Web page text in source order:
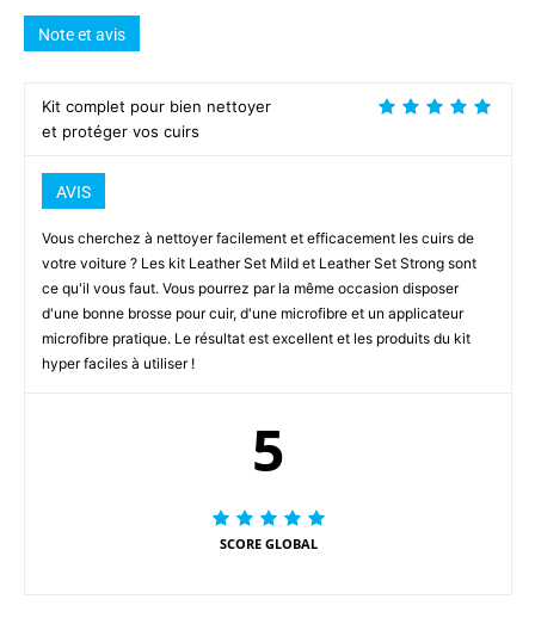
Note et avis
Kit complet pour bien nettoyer
et protéger vos cuirs
AVIS
Vous cherchez à nettoyer facilement et efficacement les cuirs de
votre voiture ? Les kit Leather Set Mild et Leather Set Strong sont
ce qu'il vous faut. Vous pourrez par la même occasion disposer
d'une bonne brosse pour cuir, d'une microfibre et un applicateur
microfibre pratique. Le résultat est excellent et les produits du kit
hyper faciles à utiliser !
5
SCORE GLOBAL